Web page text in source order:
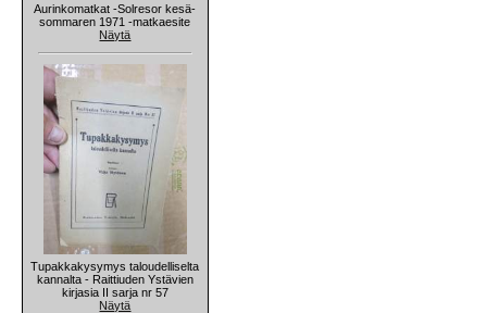
Aurinkomatkat -Solresor kesä-
sommaren 1971 -matkaesite
Näytä
Tupakkakysymys taloudelliselta
kannalta - Raittiuden Ystävien
kirjasia II sarja nr 57
Näytä